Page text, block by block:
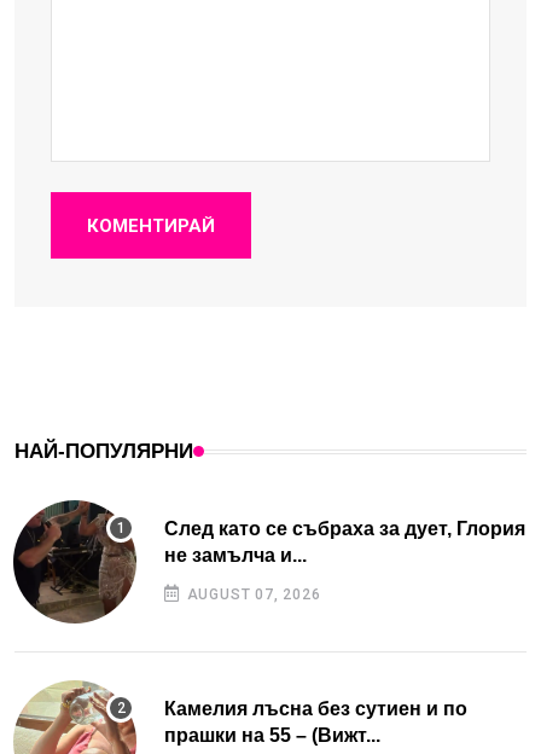
КОМЕНТИРАЙ
НАЙ-ПОПУЛЯРНИ
След като се събраха за дует, Глория
не замълча и...
AUGUST 07, 2026
Камелия лъсна без сутиен и по
прашки на 55 – (Вижт...